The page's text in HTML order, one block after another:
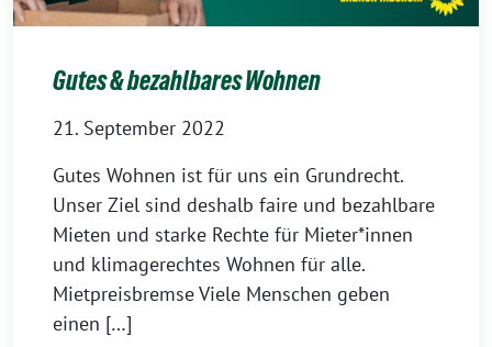
Gutes & bezahlbares Wohnen
21. September 2022
Gutes Wohnen ist für uns ein Grundrecht.
Unser Ziel sind deshalb faire und bezahlbare
Mieten und starke Rechte für Mieter*innen
und klimagerechtes Wohnen für alle.
Mietpreisbremse Viele Menschen geben
einen […]